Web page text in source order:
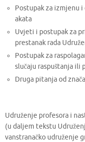
Postupak za izmjenu
akata
Uvjeti i postupak za
prestanak rada
Postupak za
slučaju raspuštanja ili
Druga pitanja od
Udruženje profesora i
(u daljem tekstu
vanstranačko udruženje